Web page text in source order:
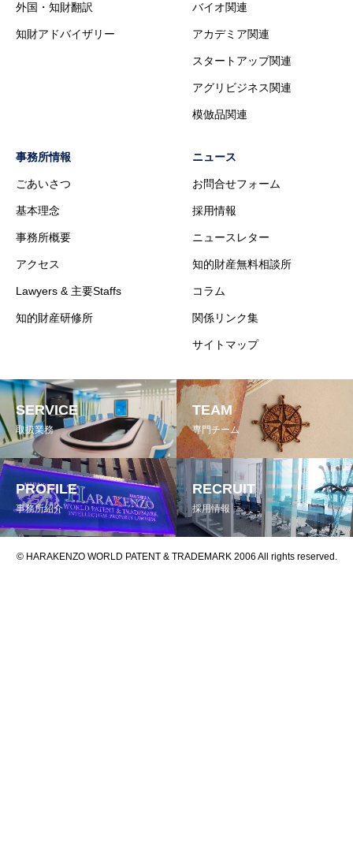
外国・知財翻訳
知財アドバイザリー
バイオ関連
アカデミア関連
スタートアップ関連
アグリビジネス関連
模倣品関連
事務所情報
ごあいさつ
基本理念
事務所概要
アクセス
Lawyers & 主要Staffs
知的財産研修所
ニュース
お問合せフォーム
採用情報
ニュースレター
知的財産無料相談所
コラム
関係リンク集
サイトマップ
SERVICE
取扱業務
TEAM
専門チーム
PROFILE
事務所紹介
RECRUIT
採用情報
© HARAKENZO WORLD PATENT & TRADEMARK 2006 All rights reserved.